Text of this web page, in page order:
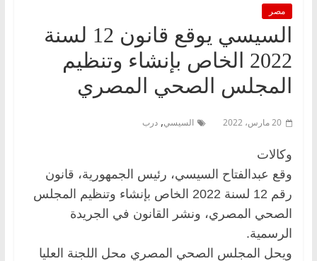
مصر
السيسي يوقع قانون 12 لسنة
2022 الخاص بإنشاء وتنظيم
المجلس الصحي المصري
20 مارس، 2022 السيسي, درب
وكالات
وقع عبدالفتاح السيسي، رئيس الجمهورية، قانون
رقم 12 لسنة 2022 الخاص بإنشاء وتنظيم المجلس
الصحي المصري، ونشر القانون في الجريدة
الرسمية.
ويحل المجلس الصحي المصري محل اللجنة العليا